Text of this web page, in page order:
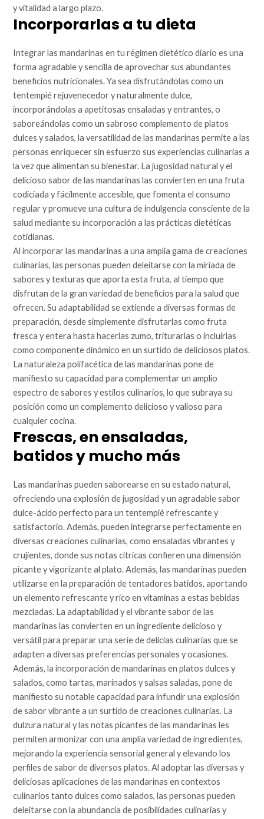
y vitalidad a largo plazo.
Incorporarlas a tu dieta
Integrar las mandarinas en tu régimen dietético diario es una
forma agradable y sencilla de aprovechar sus abundantes
beneficios nutricionales. Ya sea disfrutándolas como un
tentempié rejuvenecedor y naturalmente dulce,
incorporándolas a apetitosas ensaladas y entrantes, o
saboreándolas como un sabroso complemento de platos
dulces y salados, la versatilidad de las mandarinas permite a las
personas enriquecer sin esfuerzo sus experiencias culinarias a
la vez que alimentan su bienestar. La jugosidad natural y el
delicioso sabor de las mandarinas las convierten en una fruta
codiciada y fácilmente accesible, que fomenta el consumo
regular y promueve una cultura de indulgencia consciente de la
salud mediante su incorporación a las prácticas dietéticas
cotidianas.
Al incorporar las mandarinas a una amplia gama de creaciones
culinarias, las personas pueden deleitarse con la miríada de
sabores y texturas que aporta esta fruta, al tiempo que
disfrutan de la gran variedad de beneficios para la salud que
ofrecen. Su adaptabilidad se extiende a diversas formas de
preparación, desde simplemente disfrutarlas como fruta
fresca y entera hasta hacerlas zumo, triturarlas o incluirlas
como componente dinámico en un surtido de deliciosos platos.
La naturaleza polifacética de las mandarinas pone de
manifiesto su capacidad para complementar un amplio
espectro de sabores y estilos culinarios, lo que subraya su
posición como un complemento delicioso y valioso para
cualquier cocina.
Frescas, en ensaladas,
batidos y mucho más
Las mandarinas pueden saborearse en su estado natural,
ofreciendo una explosión de jugosidad y un agradable sabor
dulce-ácido perfecto para un tentempié refrescante y
satisfactorio. Además, pueden integrarse perfectamente en
diversas creaciones culinarias, como ensaladas vibrantes y
crujientes, donde sus notas cítricas confieren una dimensión
picante y vigorizante al plato. Además, las mandarinas pueden
utilizarse en la preparación de tentadores batidos, aportando
un elemento refrescante y rico en vitaminas a estas bebidas
mezcladas. La adaptabilidad y el vibrante sabor de las
mandarinas las convierten en un ingrediente delicioso y
versátil para preparar una serie de delicias culinarias que se
adapten a diversas preferencias personales y ocasiones.
Además, la incorporación de mandarinas en platos dulces y
salados, como tartas, marinados y salsas saladas, pone de
manifiesto su notable capacidad para infundir una explosión
de sabor vibrante a un surtido de creaciones culinarias. La
dulzura natural y las notas picantes de las mandarinas les
permiten armonizar con una amplia variedad de ingredientes,
mejorando la experiencia sensorial general y elevando los
perfiles de sabor de diversos platos. Al adoptar las diversas y
deliciosas aplicaciones de las mandarinas en contextos
culinarios tanto dulces como salados, las personas pueden
deleitarse con la abundancia de posibilidades culinarias y